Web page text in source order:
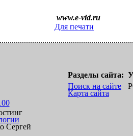
www.e-vid.ru
Для печати
Сергей
Разделы сайта:
Поиск на сайте
Карта сайта